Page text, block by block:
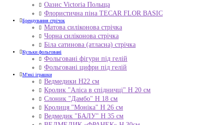
Оазис Victoria Польща
Флористична піна TECAR FLOR BASIC
Брендування стрічок
Матова силіконова стрічка
Чорна силіконова стрічка
Біла сатинова (атласна) стрічка
Кульки фольговані
Фольговані фігури під гелій
Фольговані цифри під гелій
М'які іграшки
Ведмедики H22 см
Кролик "Аліса в спідничці" Н 20 см
Слоник "Дамбо" Н 18 см
Кролиця "Моніка" Н 26 см
Ведмедик "БАЛУ" Н 35 см